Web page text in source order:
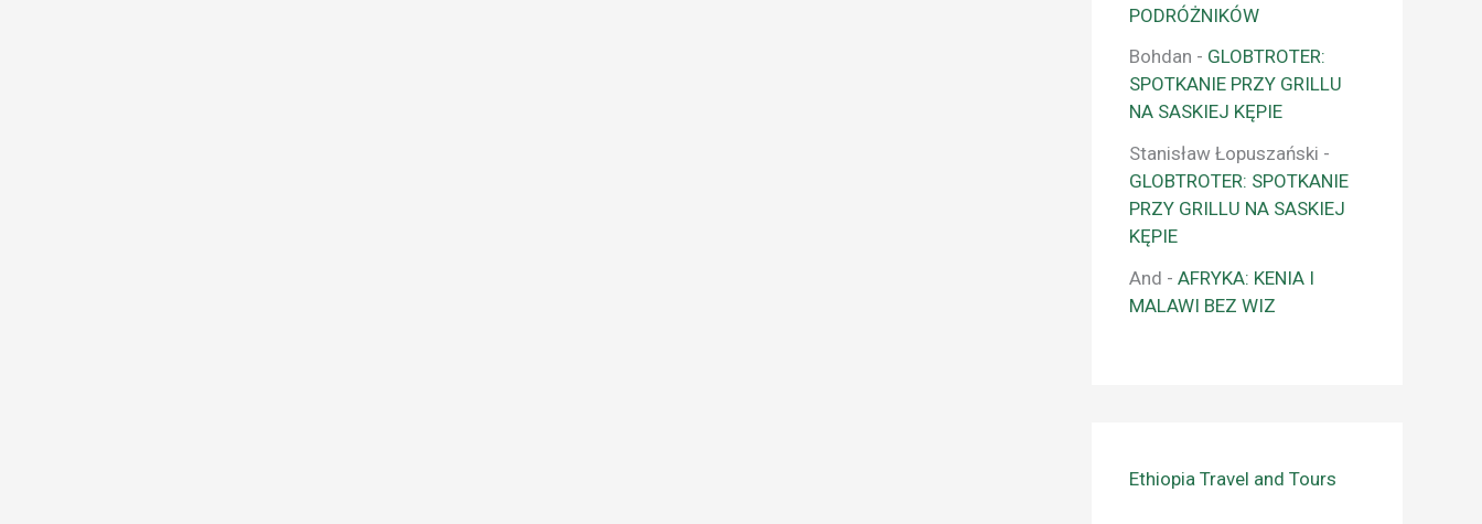
PODRÓŻNIKÓW
Bohdan - GLOBTROTER:
SPOTKANIE PRZY GRILLU
NA SASKIEJ KĘPIE
Stanisław Łopuszański -
GLOBTROTER: SPOTKANIE
PRZY GRILLU NA SASKIEJ
KĘPIE
And - AFRYKA: KENIA I
MALAWI BEZ WIZ
Ethiopia Travel and Tours